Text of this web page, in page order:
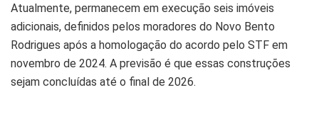
Atualmente, permanecem em execução seis imóveis
adicionais, definidos pelos moradores do Novo Bento
Rodrigues após a homologação do acordo pelo STF em
novembro de 2024. A previsão é que essas construções
sejam concluídas até o final de 2026.